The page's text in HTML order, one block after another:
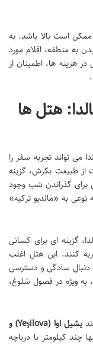
است بالا باشد. به
به منطقه، اقلام مورد
هزینه ها، اطمینان از
هتل ها
می تواند تجربه سفر را
از طبیعت بکرش، گزینه
برای گذراندن شب وجود
به «مالدیو ترکیه»
گزینه ای برای کسانی
کنند. این هتل اغلب
دنبال سادگی و دسترسی
ویژه در فصول شلوغ،
یشیل اوا (Yeşilova) و
کیلومتر با دریاچه